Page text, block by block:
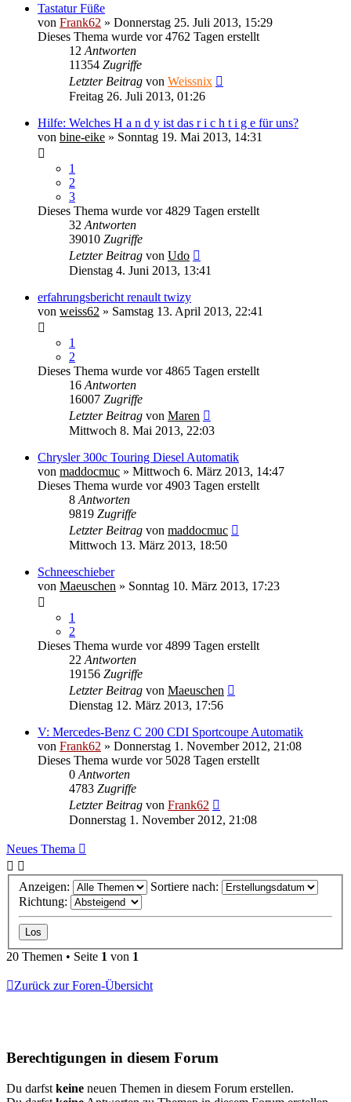
Tastatur Füße
von Frank62 » Donnerstag 25. Juli 2013, 15:29
Dieses Thema wurde vor 4762 Tagen erstellt
12 Antworten
11354 Zugriffe
Letzter Beitrag von Weissnix
Freitag 26. Juli 2013, 01:26
Hilfe: Welches H a n d y ist das r i c h t i g e für uns?
von bine-eike » Sonntag 19. Mai 2013, 14:31
1
2
3
Dieses Thema wurde vor 4829 Tagen erstellt
32 Antworten
39010 Zugriffe
Letzter Beitrag von Udo
Dienstag 4. Juni 2013, 13:41
erfahrungsbericht renault twizy
von weiss62 » Samstag 13. April 2013, 22:41
1
2
Dieses Thema wurde vor 4865 Tagen erstellt
16 Antworten
16007 Zugriffe
Letzter Beitrag von Maren
Mittwoch 8. Mai 2013, 22:03
Chrysler 300c Touring Diesel Automatik
von maddocmuc » Mittwoch 6. März 2013, 14:47
Dieses Thema wurde vor 4903 Tagen erstellt
8 Antworten
9819 Zugriffe
Letzter Beitrag von maddocmuc
Mittwoch 13. März 2013, 18:50
Schneeschieber
von Maeuschen » Sonntag 10. März 2013, 17:23
1
2
Dieses Thema wurde vor 4899 Tagen erstellt
22 Antworten
19156 Zugriffe
Letzter Beitrag von Maeuschen
Dienstag 12. März 2013, 17:56
V: Mercedes-Benz C 200 CDI Sportcoupe Automatik
von Frank62 » Donnerstag 1. November 2012, 21:08
Dieses Thema wurde vor 5028 Tagen erstellt
0 Antworten
4783 Zugriffe
Letzter Beitrag von Frank62
Donnerstag 1. November 2012, 21:08
Neues Thema
Anzeigen:
Sortiere nach:
Richtung:
20 Themen • Seite 1 von 1
Zurück zur Foren-Übersicht
Berechtigungen in diesem Forum
Du darfst keine neuen Themen in diesem Forum erstellen.